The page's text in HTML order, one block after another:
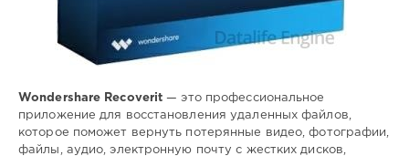
Wondershare Recoverit — это профессиональное
приложение для восстановления удаленных файлов,
которое поможет вернуть потерянные видео, фотографии,
файлы, аудио, электронную почту с жестких дисков,